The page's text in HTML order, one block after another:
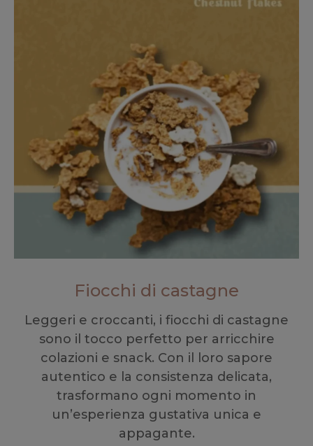
Fiocchi di castagne
Leggeri e croccanti, i fiocchi di castagne
sono il tocco perfetto per arricchire
colazioni e snack. Con il loro sapore
autentico e la consistenza delicata,
trasformano ogni momento in
un’esperienza gustativa unica e
appagante.